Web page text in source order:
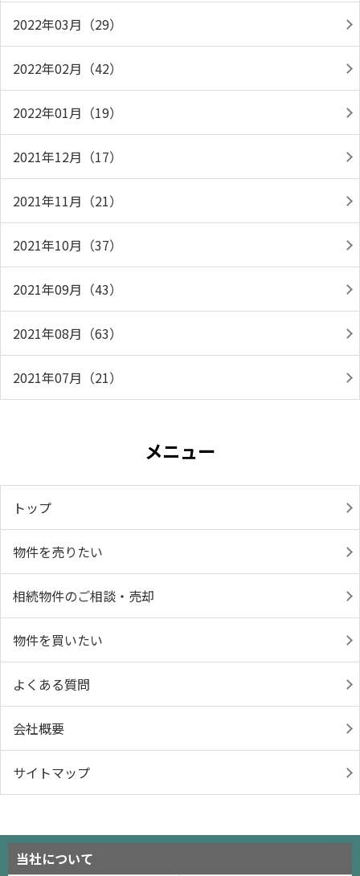
2022年03月（29）
2022年02月（42）
2022年01月（19）
2021年12月（17）
2021年11月（21）
2021年10月（37）
2021年09月（43）
2021年08月（63）
2021年07月（21）
メニュー
トップ
物件を売りたい
相続物件のご相談・売却
物件を買いたい
よくある質問
会社概要
サイトマップ
当社について